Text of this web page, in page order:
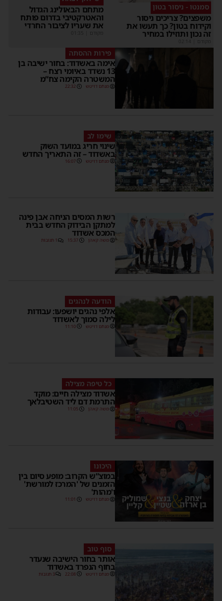
סמנטו - ניסור בטון
משפצים? צריכים ניסור
וקידוח בטון? כך תעשו את
זה נכון ותוזילו במחיר
מקודם
מתחם הבאולינג הגדול
והאטרקטיבי בדרום פותח
את שעריו לציבור החרדי
מקודם
פירות ההסתה
אימה באשדוד: בחור ישיבה בן
13 נשדד באיומי רצח –
המשטרה הקימה צח”מ
מנחם דויטש 22:32
שימו לב
שינוי חריג במועד השוק
באשדוד – זה התאריך החדש
מנחם דויטש 16:07
רשות המסים הניחה אבן פינה
למתקן הבידוק החדש בבית
המכס אשדוד
משה קאהן 15:37 1 תגובות
הודעה לנהגים
אלפי נהגים יושפעו: עבודות
לילה סמוך לאשדוד
מנחם דויטש 11:10
כל טיפה מצילה
אשדוד מצילה חיים: מוקד
התרמת דם ליד השטיבלאך
משה קאהן 11:05
היכונו
במוצ”ש הקרוב: מופע סיום בין
הזמנים של 'המרכז למורשת'
ו'מהות'
מנחם דויטש 11:01
סוף טוב
אותר בחור הישיבה שנעדר
בחוף הנפרד באשדוד
מנחם דויטש 22:08 3 תגובות